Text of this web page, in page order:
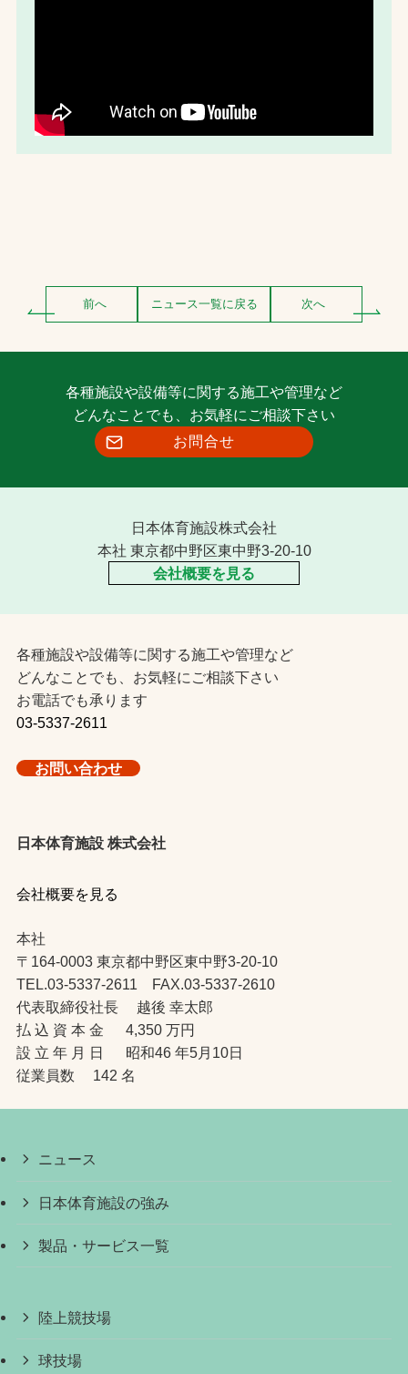
前へ ニュース一覧に戻る 次へ
各種施設や設備等に関する施工や管理など
どんなことでも、お気軽にご相談下さい
お問合せ
日本体育施設株式会社
本社 東京都中野区東中野3-20-10
会社概要を見る
各種施設や設備等に関する施工や管理など
どんなことでも、お気軽にご相談下さい
お電話でも承ります
03-5337-2611
お問い合わせ
日本体育施設 株式会社
会社概要を見る
本社
〒164-0003 東京都中野区東中野3-20-10
TEL.03-5337-2611 FAX.03-5337-2610
代表取締役社長 越後 幸太郎
払 込 資 本 金 4,350 万円
設 立 年 月 日 昭和46 年5月10日
従業員数 142 名
ニュース
日本体育施設の強み
製品・サービス一覧
陸上競技場
球技場